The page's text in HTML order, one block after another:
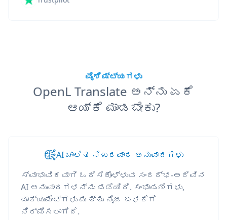
ವೈಶಿಷ್ಟ್ಯಗಳು
OpenL Translate ಅನ್ನು ಏಕೆ
ಆಯ್ಕೆ ಮಾಡಬೇಕು?
AI ಚಾಲಿತ ನಿಖರವಾದ ಅನುವಾದಗಳು
ಸ್ವಾಭಾವಿಕವಾಗಿ ಓದಿಸಿಕೊಳ್ಳುವ ಸಂದರ್ಭ-ಅರಿವಿನ
AI ಅನುವಾದಗಳನ್ನು ಪಡೆಯಿರಿ. ಸಂಭಾಷಣೆಗಳು,
ಡಾಕ್ಯುಮೆಂಟ್‌ಗಳು ಮತ್ತು ನೈಜ ಬಳಕೆಗೆ
ನಿರ್ಮಿಸಲಾಗಿದೆ.